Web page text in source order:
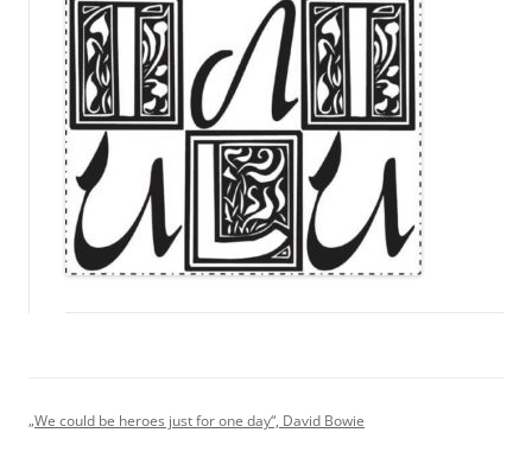
„We could be heroes just for one day“, David Bowie